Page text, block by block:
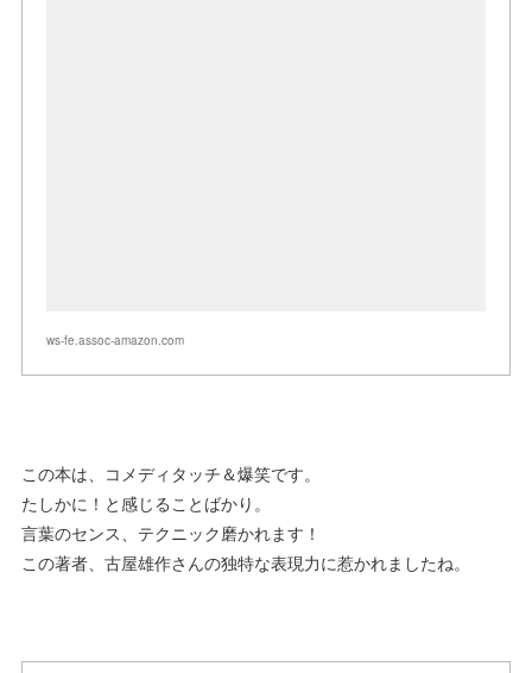
ws-fe.assoc-amazon.com
この本は、コメディタッチ＆爆笑です。
たしかに！と感じることばかり。
言葉のセンス、テクニック磨かれます！
この著者、古屋雄作さんの独特な表現力に惹かれましたね。